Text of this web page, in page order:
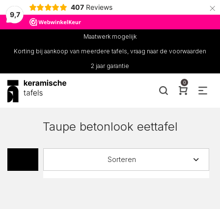
9,7
407 Reviews ×
Maatwerk mogelijk
Korting bij aankoop van meerdere tafels, vraag naar de voorwaarden
2 jaar garantie
0
Taupe betonlook eettafel
Sorteren